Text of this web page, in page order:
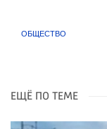
ОБЩЕСТВО
ЕЩЁ ПО ТЕМЕ